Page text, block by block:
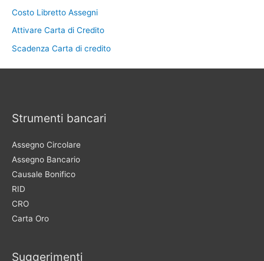
Costo Libretto Assegni
Attivare Carta di Credito
Scadenza Carta di credito
Strumenti bancari
Assegno Circolare
Assegno Bancario
Causale Bonifico
RID
CRO
Carta Oro
Suggerimenti